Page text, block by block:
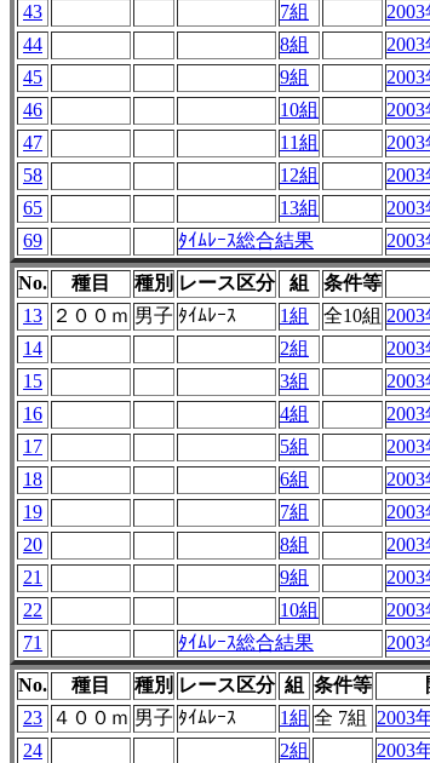
43
7組
44
8組
45
9組
46
10組
47
11組
58
12組
65
13組
69
ﾀｲﾑﾚｰｽ総合結果
No. 種目 種別 レース区分 組 条件等
13
２００ｍ 男子 ﾀｲﾑﾚｰｽ 1組 全10組
14
2組
15
3組
16
4組
17
5組
18
6組
19
7組
20
8組
21
9組
22
10組
71
ﾀｲﾑﾚｰｽ総合結果
No. 種目 種別 レース区分 組 条件等
23
４００ｍ 男子 ﾀｲﾑﾚｰｽ 1組 全 7組 2003
24
2組 2003